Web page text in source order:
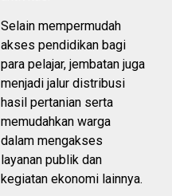
Selain mempermudah
akses pendidikan bagi
para pelajar, jembatan juga
menjadi jalur distribusi
hasil pertanian serta
memudahkan warga
dalam mengakses
layanan publik dan
kegiatan ekonomi lainnya.